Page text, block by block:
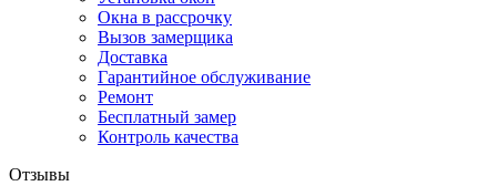
Окна в рассрочку
Вызов замерщика
Доставка
Гарантийное обслуживание
Ремонт
Бесплатный замер
Контроль качества
Отзывы